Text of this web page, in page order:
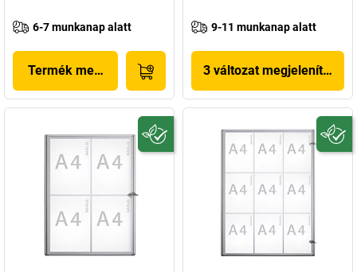
6-7 munkanap alatt
Termék megjelenítése
9-11 munkanap alatt
3 változat megjelenítése